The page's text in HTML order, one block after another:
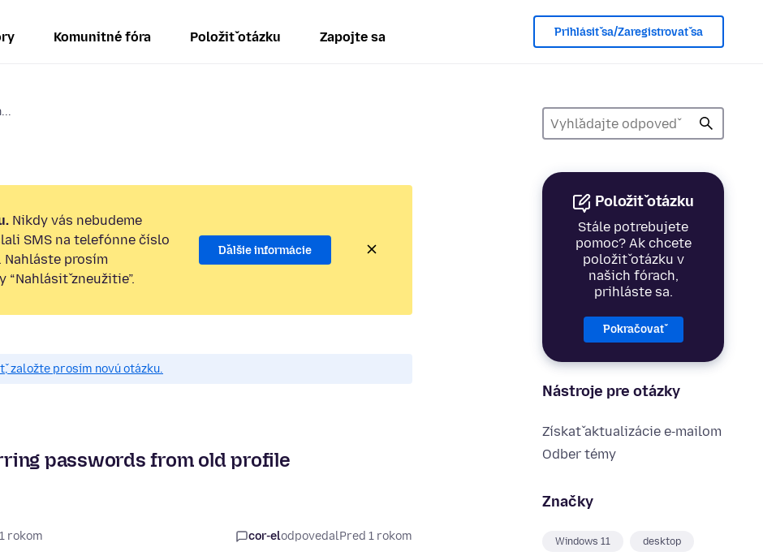
Komunitné fóra Položiť otázku Zapojte sa Prihlásiť sa/Zaregistrovať sa
Položiť otázku
Stále potrebujete
pomoc? Ak chcete
položiť otázku v
našich fórach,
prihláste sa.
Pokračovať
Nástroje pre otázky
Získať aktualizácie e‑mailom
Odber témy
Značky
Windows 11 desktop
Nikdy vás nebudeme
SMS na telefónne číslo
prosím
zneužitie”.
Ďalšie informácie
založte prosím novú otázku.
passwords from old profile
rokom cor-elodpovedalPred 1 rokom